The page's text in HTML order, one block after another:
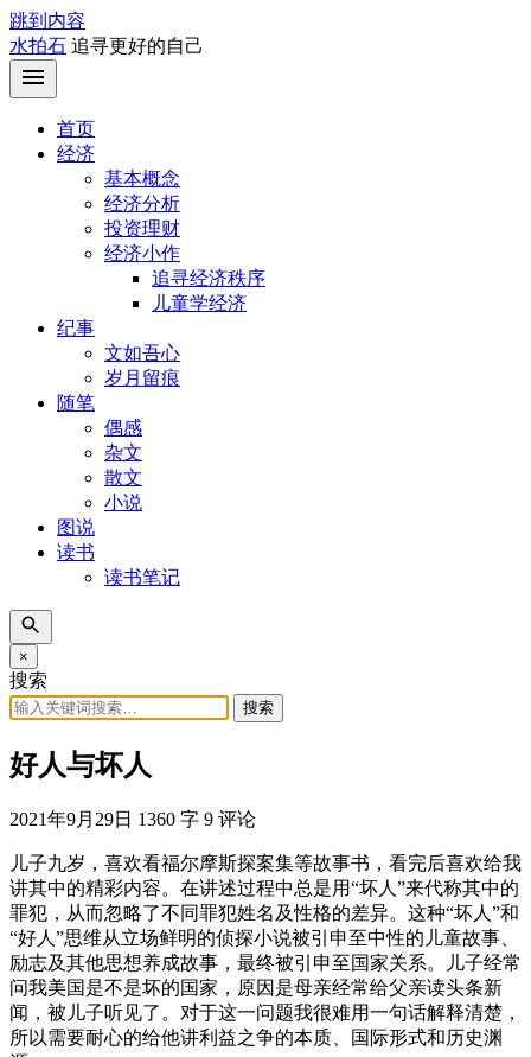
跳到内容
水拍石 追寻更好的自己
首页
经济
基本概念
经济分析
投资理财
经济小作
追寻经济秩序
儿童学经济
纪事
文如吾心
岁月留痕
随笔
偶感
杂文
散文
小说
图说
读书
读书笔记
×
搜索
搜索
好人与坏人
2021年9月29日 1360 字 9 评论
儿子九岁，喜欢看福尔摩斯探案集等故事书，看完后喜欢给我
讲其中的精彩内容。在讲述过程中总是用“坏人”来代称其中的
罪犯，从而忽略了不同罪犯姓名及性格的差异。这种“坏人”和
“好人”思维从立场鲜明的侦探小说被引申至中性的儿童故事、
励志及其他思想养成故事，最终被引申至国家关系。儿子经常
问我美国是不是坏的国家，原因是母亲经常给父亲读头条新
闻，被儿子听见了。对于这一问题我很难用一句话解释清楚，
所以需要耐心的给他讲利益之争的本质、国际形式和历史渊